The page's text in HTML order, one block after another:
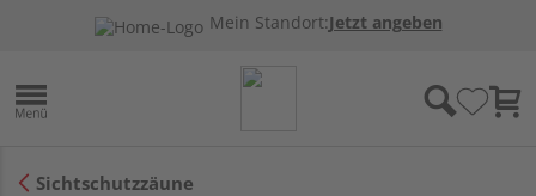
Mein Standort:Jetzt angeben
Sichtschutzzäune